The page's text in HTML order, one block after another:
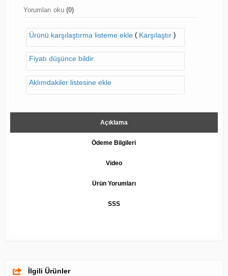
Yorumları oku (0)
Ürünü karşılaştırma listeme ekle( Karşılaştır)
Fiyatı düşünce bildir
Aklımdakiler listesine ekle
Açıklama
Ödeme Bilgileri
Video
Ürün Yorumları
SSS
İlgili Ürünler